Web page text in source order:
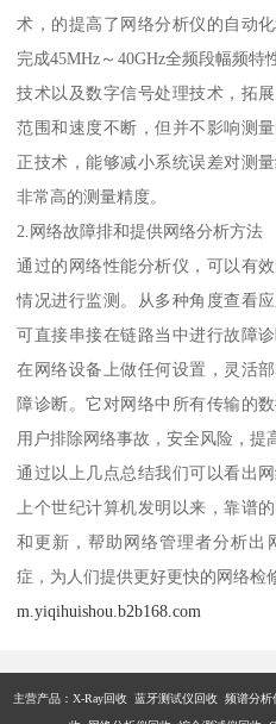
术，的提高了网络分析仪的自动
完成45MHz～40GHz全频段幅频
技术以及数字信号处理技术，拓
范围和速度不断，但并不影响测
正技术，能够减小系统误差对测
非常高的测量精度。
2.网络故障排和提供网络分析方法
通过的网络性能分析仪，可以有
情况进行监测。从多种角度查看
可直接串接在链路当中进行故障
在网络设备上做任何设置，灵活
障诊断。它对网络中所有传输的
用户排除网络事故，安全风险，提
通过以上几点总结我们可以看出
上个世纪计算机发明以来，靠谱
和更新，帮助网络管理者分析出
症，为人们提供更好更快的网络检
m.yiqihuishou.b2b168.com
主营产品：X-Ray回收 蓝牙测试仪回收 频谱分